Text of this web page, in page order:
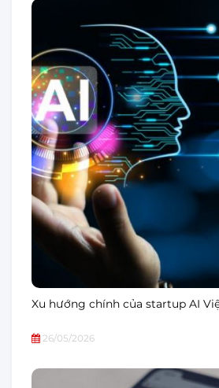
Xu hướng chính của startup AI
26/05/2026